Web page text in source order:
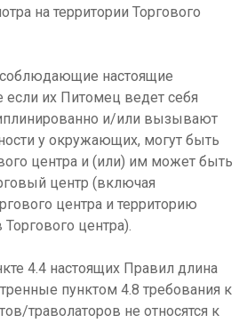
на территории Торгового
соблюдающие настоящие
если их Питомец ведет себя
и/или вызывают
у окружающих, могут быть
центра и (или) им может быть
центр (включая
центра и территорию
центра).
4.4 настоящих Правил длина
пунктом 4.8 требования к
траволаторов не относятся к